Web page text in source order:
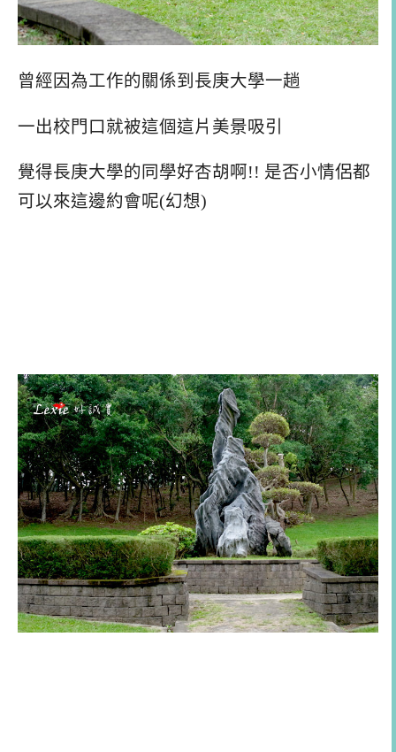
曾經因為工作的關係到長庚大學一趟
一出校門口就被這個這片美景吸引
覺得長庚大學的同學好杏胡啊!! 是否小情侶都
可以來這邊約會呢(幻想)